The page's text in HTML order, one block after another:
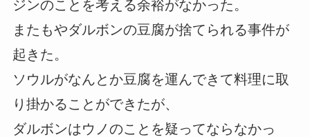
ジンのことを考える余裕がなかった。
またもやダルボンの豆腐が捨てられる事件が
起きた。
ソウルがなんとか豆腐を運んできて料理に取
り掛かることができたが、
ダルボンはウノのことを疑ってならなかっ